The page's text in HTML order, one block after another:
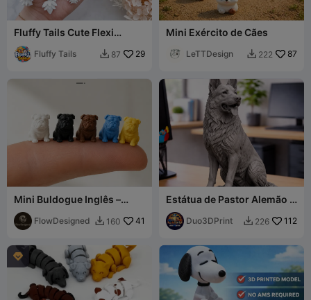
Fluffy Tails Cute Flexi
Samoyed Dog - Toy,
Keychain & Magnet
Fluffy Tails  87 29
Mini Exército de Cães
LeTTDesign  222 87
Mini Buldogue Inglês –
Impressão Rápida
Detalhada
FlowDesigned  160 41
Estátua de Pastor Alemão –
Escultura Realista de Cão
Duo3DPrint  226 112
